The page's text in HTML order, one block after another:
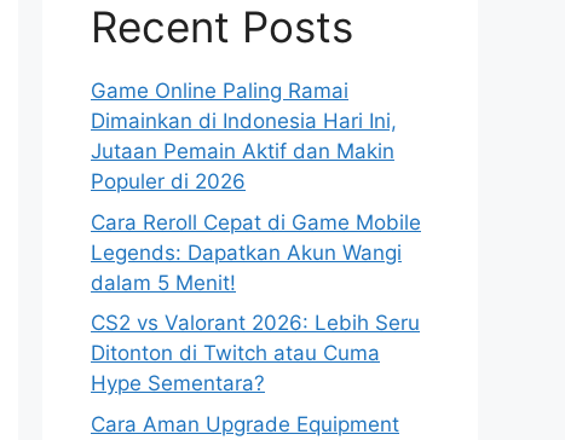
Recent Posts
Game Online Paling Ramai
Dimainkan di Indonesia Hari Ini,
Jutaan Pemain Aktif dan Makin
Populer di 2026
Cara Reroll Cepat di Game Mobile
Legends: Dapatkan Akun Wangi
dalam 5 Menit!
CS2 vs Valorant 2026: Lebih Seru
Ditonton di Twitch atau Cuma
Hype Sementara?
Cara Aman Upgrade Equipment